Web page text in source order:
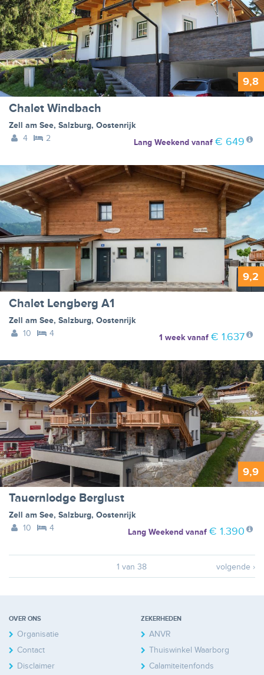
9,8
Chalet Windbach
Zell am See, Salzburg, Oostenrijk
4
2 Lang Weekendvanaf € 649
9,2
Chalet Lengberg A1
Zell am See, Salzburg, Oostenrijk
10
4 1 weekvanaf € 1.637
9,9
Tauernlodge Berglust
Zell am See, Salzburg, Oostenrijk
10
4 Lang Weekendvanaf € 1.390
1 van 38 volgende ›
OVER ONS
Organisatie
Contact
Disclaimer
ZEKERHEDEN
ANVR
Thuiswinkel Waarborg
Calamiteitenfonds